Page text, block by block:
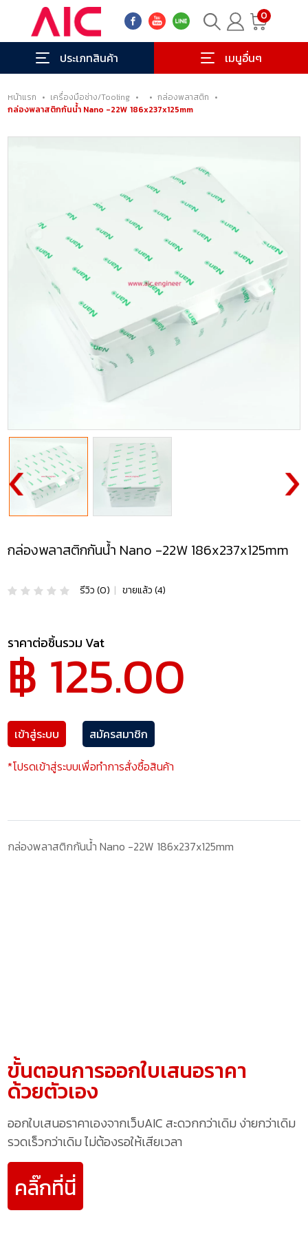
0
ประเภทสินค้า เมนูอื่นๆ
หน้าแรก • เครื่องมือช่าง/Tooling • • กล่องพลาสติก •
กล่องพลาสติกกันน้ำ Nano -22W 186x237x125mm
กล่องพลาสติกกันน้ำ Nano -22W 186x237x125mm
รีวิว (0) | ขายแล้ว (4)
ราคาต่อชิ้นรวม Vat
฿ 125.00
เข้าสู่ระบบ
สมัครสมาชิก
*โปรดเข้าสู่ระบบเพื่อทำการสั่งซื้อสินค้า
กล่องพลาสติกกันน้ำ Nano -22W 186x237x125mm
ขั้นตอนการออกใบเสนอราคา
ด้วยตัวเอง
ออกใบเสนอราคาเองจากเว็บAIC สะดวกกว่าเดิม ง่ายกว่าเดิม
รวดเร็วกว่าเดิม ไม่ต้องรอให้เสียเวลา
คลิ๊กที่นี่